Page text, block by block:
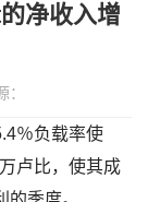
净收入增
：
％负载率使
卢比，使其成